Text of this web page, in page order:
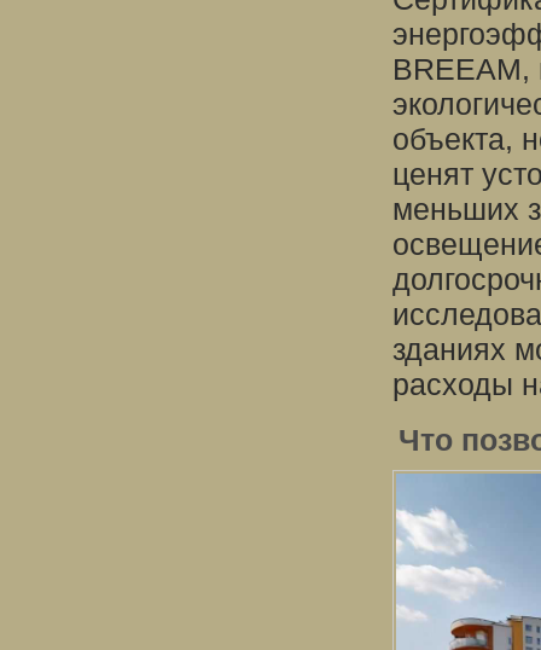
BREEAM,
объекта,
ценят
меньших
зданиях
расходы
Что